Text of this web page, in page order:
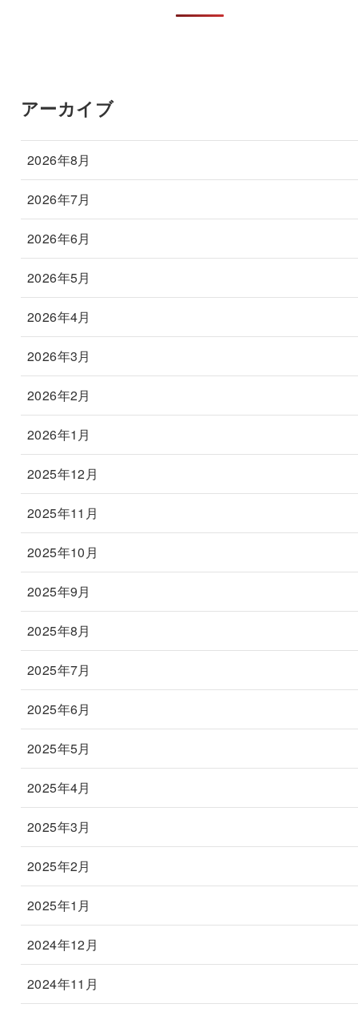
アーカイブ
2026年8月
2026年7月
2026年6月
2026年5月
2026年4月
2026年3月
2026年2月
2026年1月
2025年12月
2025年11月
2025年10月
2025年9月
2025年8月
2025年7月
2025年6月
2025年5月
2025年4月
2025年3月
2025年2月
2025年1月
2024年12月
2024年11月